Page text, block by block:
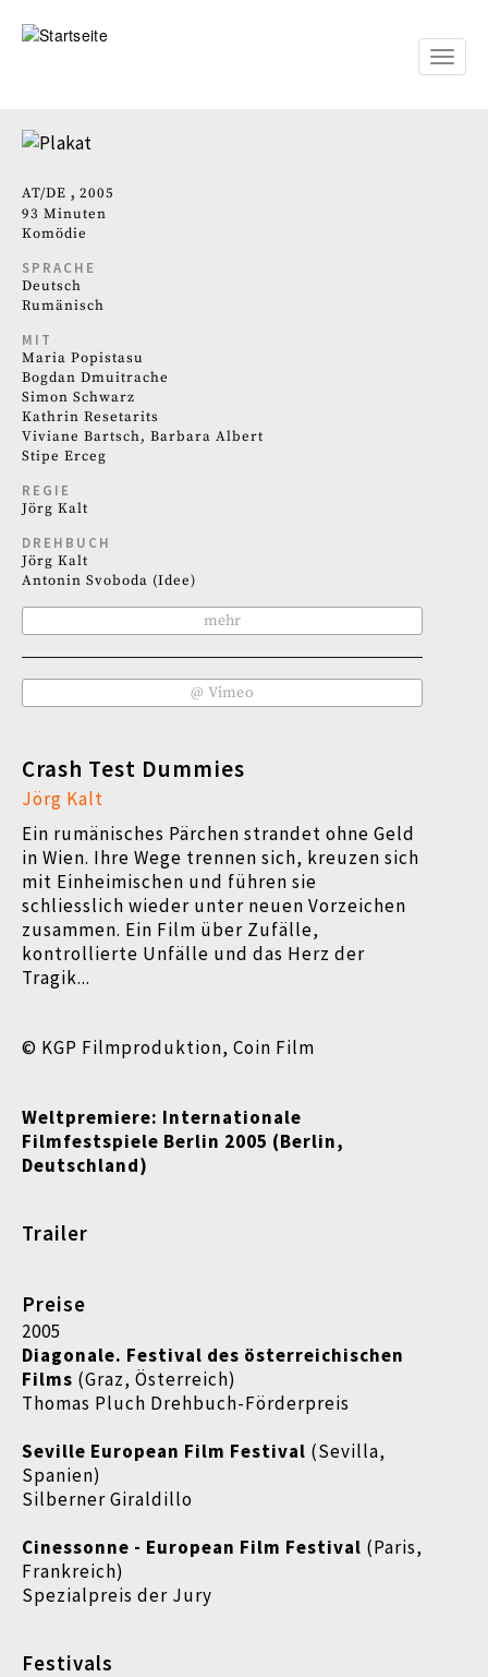
zum
Toggle
AT DE
2005
93 Minuten
Komödie
SPRACHE
Deutsch
Rumänisch
MIT
Maria Popistasu
Bogdan Dmuitrache
Simon Schwarz
Kathrin Resetarits
Viviane Bartsch, Barbara Albert
Stipe Erceg
REGIE
Jörg Kalt
DREHBUCH
Jörg Kalt
Antonin Svoboda (Idee)
mehr
@ Vimeo
Crash Test Dummies
Jörg Kalt
Ein rumänisches Pärchen strandet ohne Geld
in Wien. Ihre Wege trennen sich, kreuzen sich
mit Einheimischen und führen sie
schliesslich wieder unter neuen Vorzeichen
zusammen. Ein Film über Zufälle,
kontrollierte Unfälle und das Herz der
Tragik...
© KGP Filmproduktion, Coin Film
Weltpremiere: Internationale
Filmfestspiele Berlin 2005 (Berlin,
Deutschland)
Trailer
Preise
2005
Diagonale. Festival des österreichischen
Films (Graz, Österreich)
Thomas Pluch Drehbuch-Förderpreis
Seville European Film Festival (Sevilla,
Spanien)
Silberner Giraldillo
Cinessonne - European Film Festival (Paris,
Frankreich)
Spezialpreis der Jury
Festivals